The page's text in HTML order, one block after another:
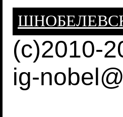
(c)2010-
ig-